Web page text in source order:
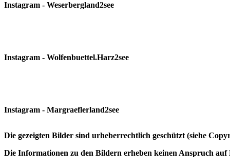
Instagram - Weserbergland2see
Instagram - Wolfenbuettel.Harz2see
Instagram - Margraeflerland2see
Die gezeigten Bilder sind urheberrechtlich geschützt (siehe
Die Informationen zu den Bildern erheben keinen Anspruch